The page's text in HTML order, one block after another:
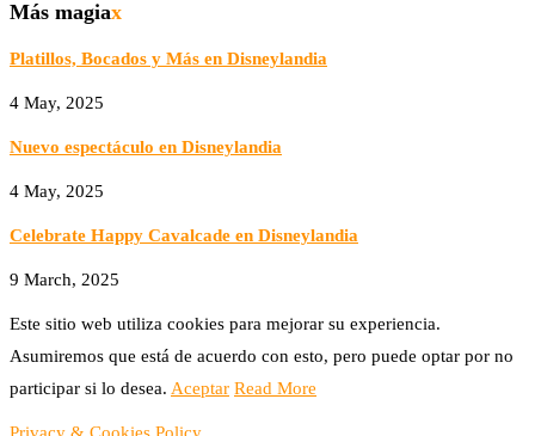
Más magiax
Platillos, Bocados y Más en Disneylandia
4 May, 2025
Nuevo espectáculo en Disneylandia
4 May, 2025
Celebrate Happy Cavalcade en Disneylandia
9 March, 2025
Este sitio web utiliza cookies para mejorar su experiencia.
Asumiremos que está de acuerdo con esto, pero puede optar por no
participar si lo desea. Aceptar Read More
Privacy & Cookies Policy